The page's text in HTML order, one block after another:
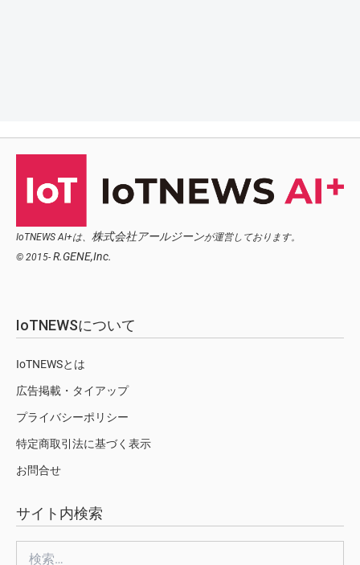
IoTNEWS AI+は、 株式会社アールジーンが運営しております。
© 2015- R.GENE,Inc.
IoTNEWSについて
IoTNEWSとは
広告掲載・タイアップ
プライバシーポリシー
特定商取引法に基づく表示
お問合せ
サイト内検索